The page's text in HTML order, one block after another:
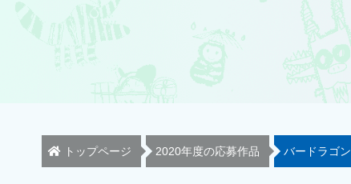
トップページ 2020年度の応募作品 バードラゴン